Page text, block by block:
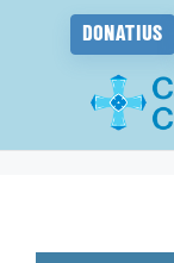
DONATIUS